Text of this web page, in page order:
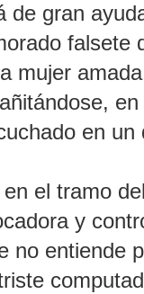
de gran
falsete
mujer
en un
el tramo
y
no entiende